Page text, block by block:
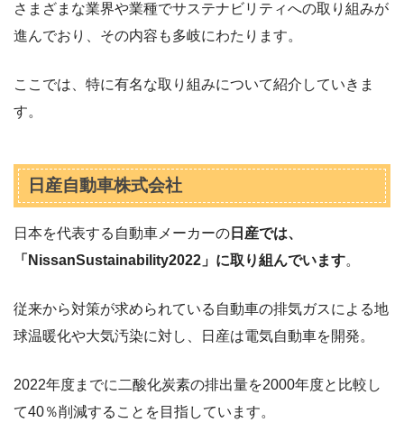
さまざまな業界や業種でサステナビリティへの取り組みが
進んでおり、その内容も多岐にわたります。
ここでは、特に有名な取り組みについて紹介していきま
す。
日産自動車株式会社
日本を代表する自動車メーカーの 日産では、
「NissanSustainability2022」に取り組んでいます。
従来から対策が求められている自動車の排気ガスによる地
球温暖化や大気汚染に対し、日産は電気自動車を開発。
2022年度までに二酸化炭素の排出量を2000年度と比較し
て40％削減することを目指しています。